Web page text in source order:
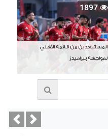
1897
المستبعدين من قائمة الأهلي
لمواجهة بيراميدز
Next